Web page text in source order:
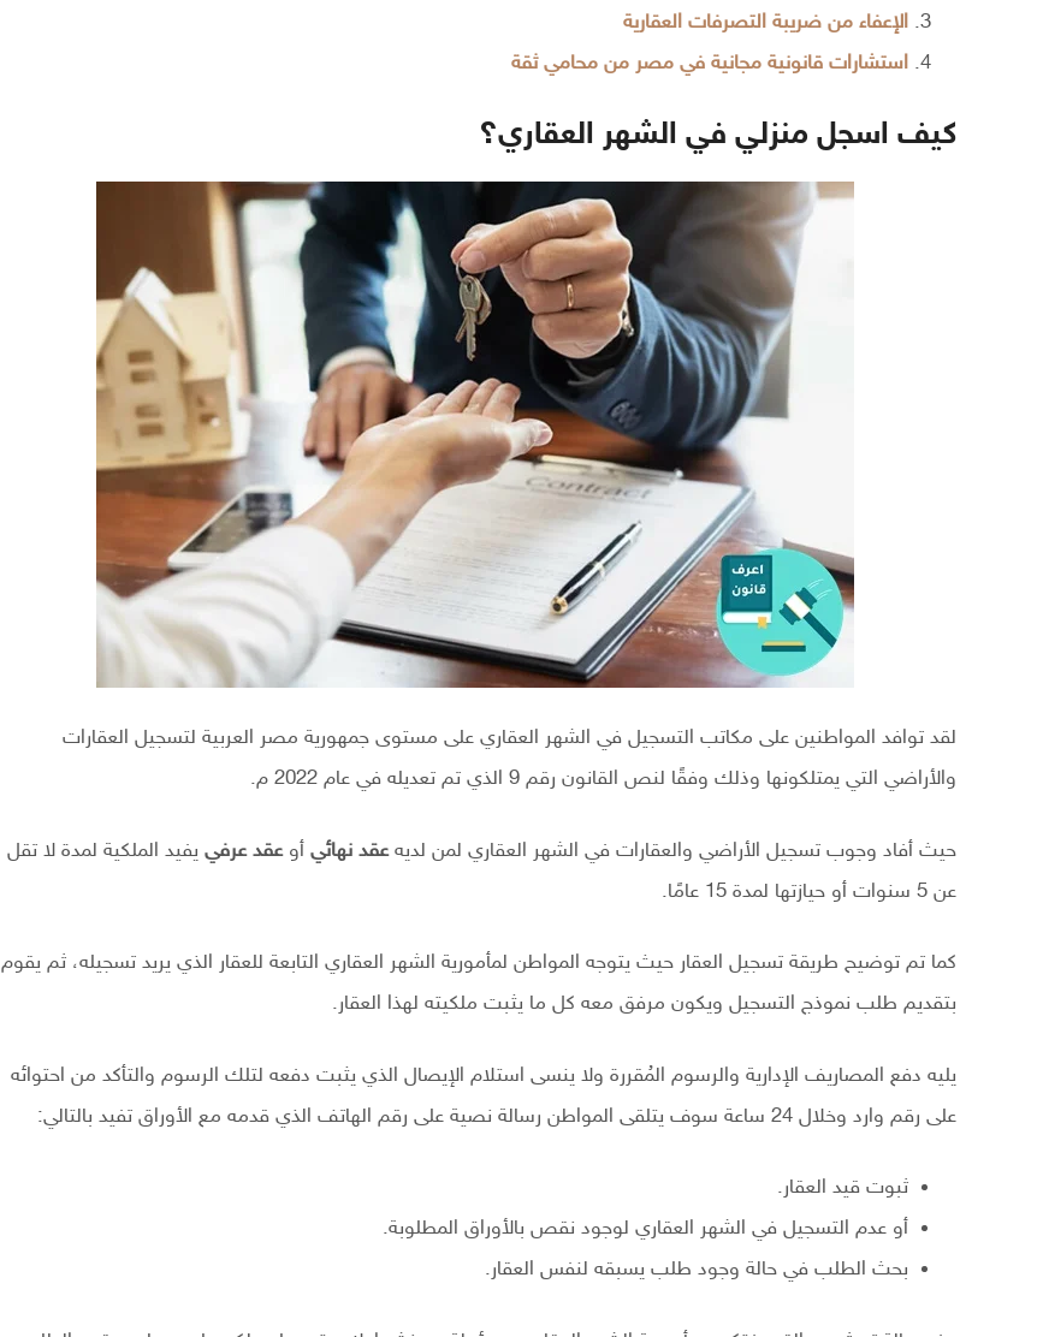
الإعفاء من ضريبة التصرفات العقارية
استشارات قانونية مجانية في مصر من محامي ثقة
كيف اسجل منزلي في الشهر العقاري؟
لقد توافد المواطنين على مكاتب التسجيل في الشهر العقاري على مستوى جمهورية مصر العربية لتسجيل العقارات
والأراضي التي يمتلكونها وذلك وفقًا لنص القانون رقم 9 الذي تم تعديله في عام 2022 م.
حيث أفاد وجوب تسجيل الأراضي والعقارات في الشهر العقاري لمن لديهعقد نهائي أوعقد عرفي يفيد الملكية لمدة لا تقل
عن 5 سنوات أو حيازتها لمدة 15 عامًا.
كما تم توضيح طريقة تسجيل العقار حيث يتوجه المواطن لمأمورية الشهر العقاري التابعة للعقار الذي يريد تسجيله، ثم يقوم
بتقديم طلب نموذج التسجيل ويكون مرفق معه كل ما يثبت ملكيته لهذا العقار.
يليه دفع المصاريف الإدارية والرسوم المُقررة ولا ينسى استلام الإيصال الذي يثبت دفعه لتلك الرسوم والتأكد من احتوائه
على رقم وارد وخلال 24 ساعة سوف يتلقى المواطن رسالة نصية على رقم الهاتف الذي قدمه مع الأوراق تفيد بالتالي:
ثبوت قيد العقار.
أو عدم التسجيل في الشهر العقاري لوجود نقص بالأوراق المطلوبة.
بحث الطلب في حالة وجود طلب يسبقه لنفس العقار.